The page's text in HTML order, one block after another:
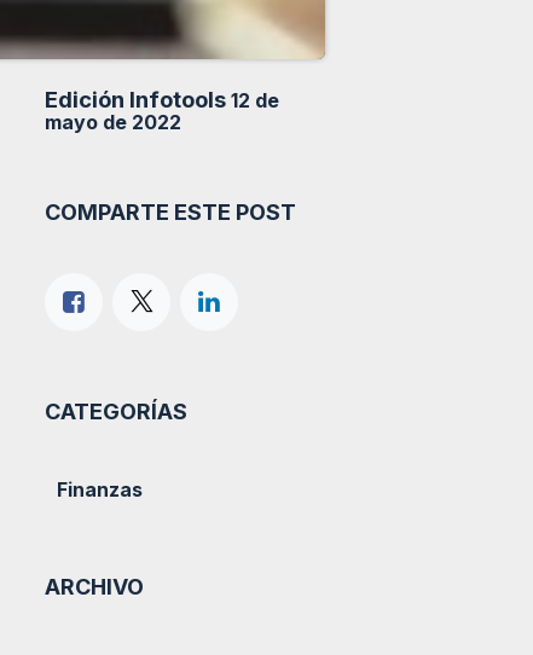
Edición Infotools 12 de
mayo de 2022
COMPARTE ESTE POST
CATEGORÍAS
Finanzas
ARCHIVO